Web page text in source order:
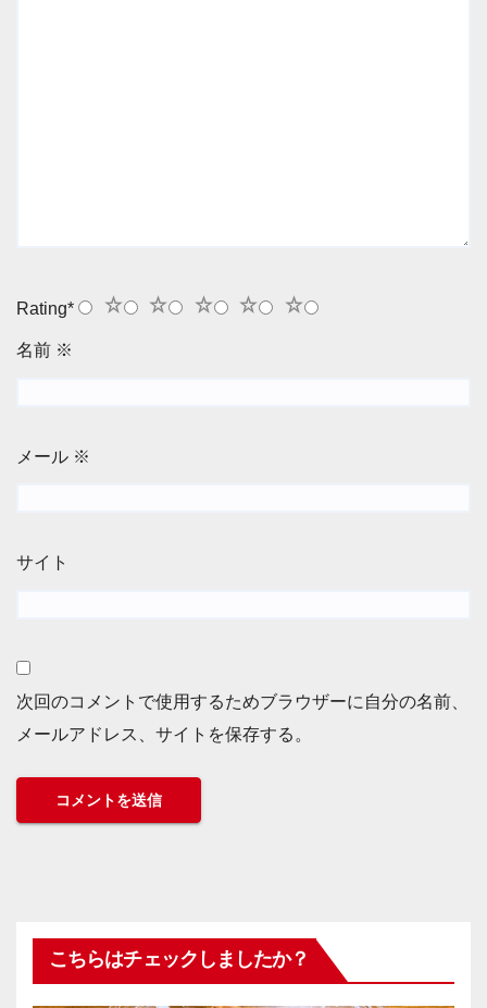
Rating* 5
4
3
2
1
名前 ※
メール ※
サイト
次回のコメントで使用するためブラウザーに自分の名前、
メールアドレス、サイトを保存する。
こちらはチェックしましたか？